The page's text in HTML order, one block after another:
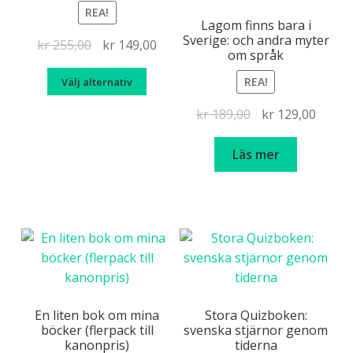
produktsidan
REA!
kr255,00
Det
ursprungliga
priset
kr 149,00
kr 149,00.
Välj alternativ
Lagom finns bara i
Sverige: och andra myter
om språk
REA!
kr189,00
Det
ursprungliga
priset
var:
kr129,00Det
Läs mer
En liten bok om mina
böcker (flerpack till
kanonpris)
Stora Quizboken:
svenska stjärnor genom
tiderna